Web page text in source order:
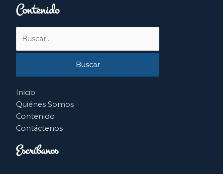
Contenido
por:
Inicio
Quiénes Somos
Contenido
Contáctenos
Escríbanos